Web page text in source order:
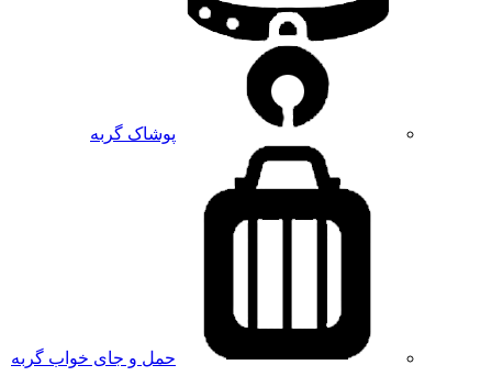
پوشاک گربه
حمل و جای خواب گربه